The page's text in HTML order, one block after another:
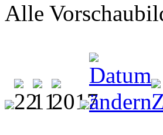
Alle